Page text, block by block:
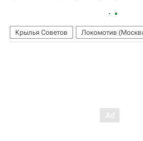
Крылья Советов Локомотив